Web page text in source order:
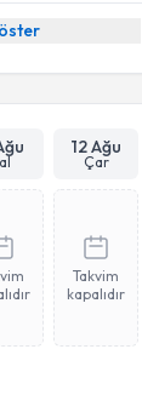
12 Ağu
Çar
Takvim
kapalıdır